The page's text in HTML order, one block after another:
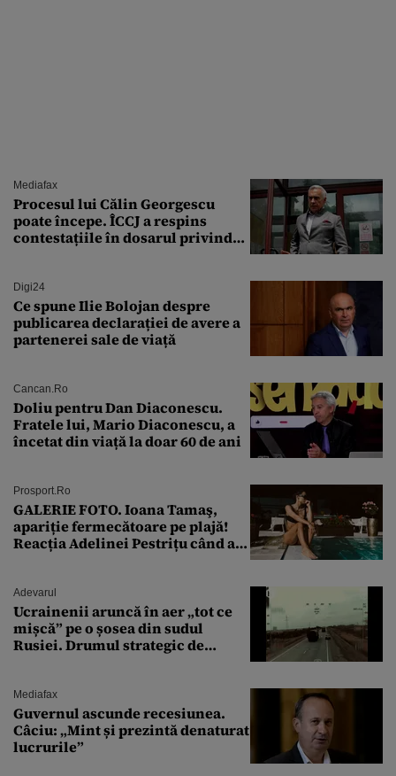
Mediafax
Procesul lui Călin Georgescu
poate începe. ÎCCJ a respins
contestațiile în dosarul privind
Digi24
Ce spune Ilie Bolojan despre
publicarea declarației de avere a
partenerei sale de viață
Cancan.ro
Doliu pentru Dan Diaconescu.
Fratele lui, Mario Diaconescu, a
încetat din viață la doar 60 de ani
Prosport.ro
GALERIE FOTO. Ioana Tamaş,
apariție fermecătoare pe plajă!
Reacția Adelinei Pestrițu când a
Adevarul
Ucrainenii aruncă în aer „tot ce
mișcă” pe o șosea din sudul
Rusiei. Drumul strategic de
Mediafax
Guvernul ascunde recesiunea.
Câciu: „Mint și prezintă denaturat
lucrurile”